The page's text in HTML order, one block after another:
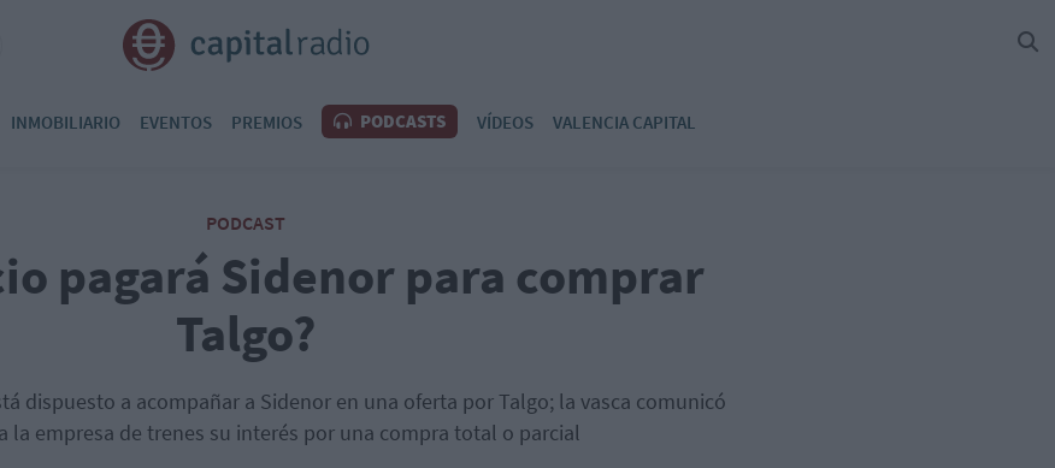
INMOBILIARIO EVENTOS PREMIOS PODCASTS VÍDEOS VALENCIA CAPITAL
PODCAST
pagará Sidenor para comprar
Talgo?
dispuesto a acompañar a Sidenor en una oferta por Talgo; la vasca comunicó
la empresa de trenes su interés por una compra total o parcial